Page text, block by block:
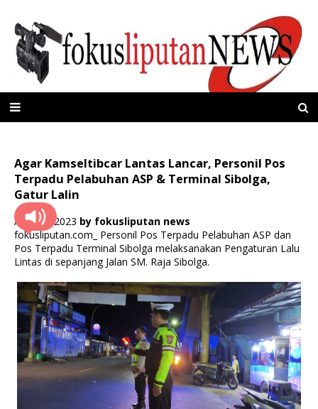
Agar Kamseltibcar Lantas Lancar, Personil Pos
Terpadu Pelabuhan ASP & Terminal Sibolga,
Gatur Lalin
April 26, 2023 by fokusliputan news
fokusliputan.com_ Personil Pos Terpadu Pelabuhan ASP dan
Pos Terpadu Terminal Sibolga melaksanakan Pengaturan Lalu
Lintas di sepanjang Jalan SM. Raja Sibolga.